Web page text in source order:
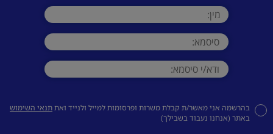
בהרשמה אני מאשר/ת קבלת משרות ופרסומות למייל ולנייד ואתתנאי השימוש
באתר (אנחנו נעבוד בשבילך)